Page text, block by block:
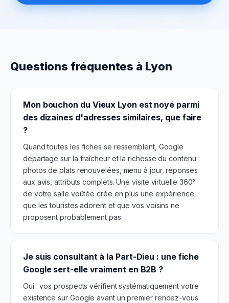
Questions fréquentes à Lyon
Mon bouchon du Vieux Lyon est noyé parmi
des dizaines d'adresses similaires, que faire
?
Quand toutes les fiches se ressemblent, Google
départage sur la fraîcheur et la richesse du contenu :
photos de plats renouvelées, menu à jour, réponses
aux avis, attributs complets. Une visite virtuelle 360°
de votre salle voûtée crée en plus une expérience
que les touristes adorent et que vos voisins ne
proposent probablement pas.
Je suis consultant à la Part-Dieu : une fiche
Google sert-elle vraiment en B2B ?
Oui : vos prospects vérifient systématiquement votre
existence sur Google avant un premier rendez-vous.